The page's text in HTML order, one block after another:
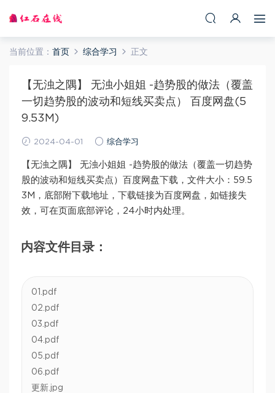
当前位置： 首页 综合学习 正文
【无浊之隅】 无浊小姐姐 -趋势股的做法（覆盖
一切趋势股的波动和短线买卖点） 百度网盘(5
9.53M)
2024-04-01 综合学习
【无浊之隅】 无浊小姐姐 -趋势股的做法（覆盖一切趋势
股的波动和短线买卖点）百度网盘下载，文件大小：59.5
3M，底部附下载地址，下载链接为百度网盘，如链接失
效，可在页面底部评论，24小时内处理。
内容文件目录：
01.pdf
02.pdf
03.pdf
04.pdf
05.pdf
06.pdf
更新.jpg